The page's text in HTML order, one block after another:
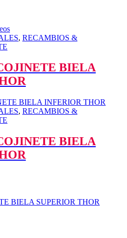
, RECAMBIOS &
BIELA
, RECAMBIOS &
BIELA
BIELA SUPERIOR THOR